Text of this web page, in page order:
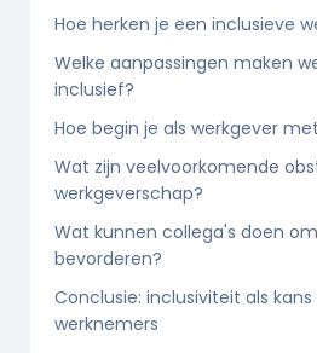
Hoe herken je een inclusieve
Welke aanpassingen maken
inclusief?
Hoe begin je als werkgever
Wat zijn veelvoorkomende
werkgeverschap?
Wat kunnen collega's doen
bevorderen?
Conclusie: inclusiviteit als
werknemers